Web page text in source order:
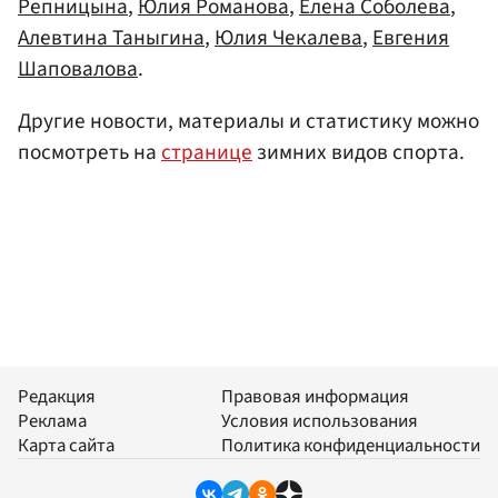
Алевтина Таныгина, Юлия Чекалева, Евгения
Шаповалова.
Другие новости, материалы и статистику можно
посмотреть настраницезимних видов спорта.
Редакция
Реклама
Карта сайта
Правовая информация
Условия использования
Политика конфиденциальности